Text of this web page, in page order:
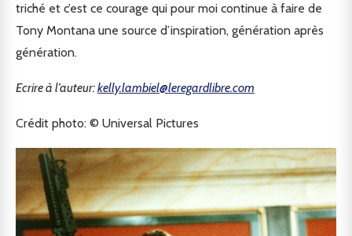
triché et c’est ce courage qui pour moi continue à faire de
Tony Montana une source d’inspiration, génération après
génération.
Ecrire à l’auteur:kelly.lambiel@leregardlibre.com
Crédit photo: © Universal Pictures